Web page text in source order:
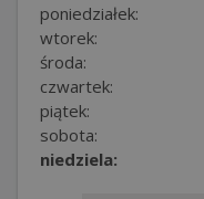
poniedziałek:
wtorek:
środa:
czwartek:
piątek:
sobota:
niedziela: